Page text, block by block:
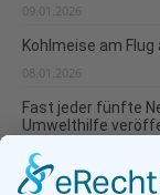
09.01.2026
Kohlmeise am
08.01.2026
Fast jeder fünfte
Umwelthilfe
07.01.2026